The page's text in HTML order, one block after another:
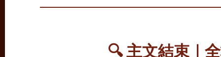
🔍 主文結束｜